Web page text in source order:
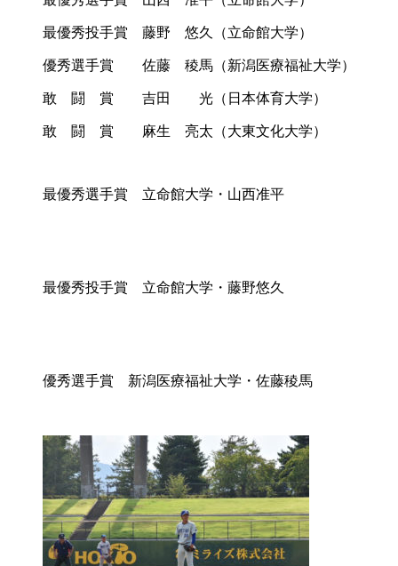
最優秀投手賞 藤野 悠久（立命館大学）
優秀選手賞 佐藤 稜馬（新潟医療福祉大学）
敢 闘 賞 吉田 光（日本体育大学）
敢 闘 賞 麻生 亮太（大東文化大学）
最優秀選手賞 立命館大学・山西准平
最優秀投手賞 立命館大学・藤野悠久
優秀選手賞 新潟医療福祉大学・佐藤稜馬